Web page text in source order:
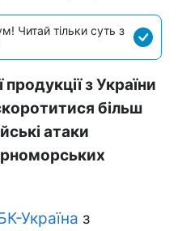
Читай тільки суть з
з України
більш
атаки
Україна з